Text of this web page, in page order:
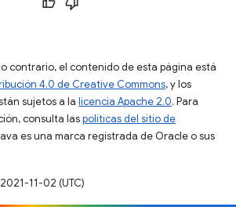
contrario, el contenido de esta página está
4.0 de Creative Commons, y los
sujetos a la licencia Apache 2.0. Para
consulta laspolíticas del sitio de
es una marca registrada de Oracle o sus
11-02 (UTC)